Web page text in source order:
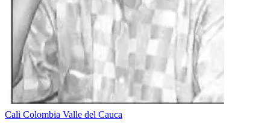
Cali Colombia Valle del Cauca